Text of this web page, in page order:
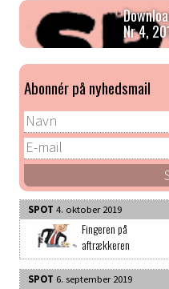
Nr 4,
Abonnér på nyhedsmail
SPOT 4. oktober 2019
Fingeren på
aftrækkeren
SPOT 6. september 2019